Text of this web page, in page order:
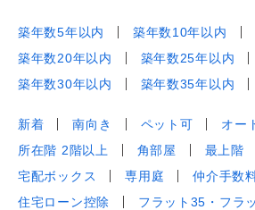
築年数5年以内 築年数10年以内
築年数20年以内
築年数25年以内
築年数30年以内
築年数35年以内
新着 南向き ペット可
オー
所在階 2階以上
角部屋 最上階
宅配ボックス
専用庭
仲介手数
住宅ローン控除
フラット35・フラ